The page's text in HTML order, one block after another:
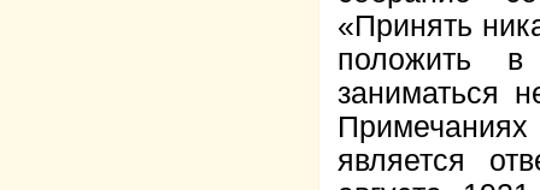
«Принять
положить
заниматься
является